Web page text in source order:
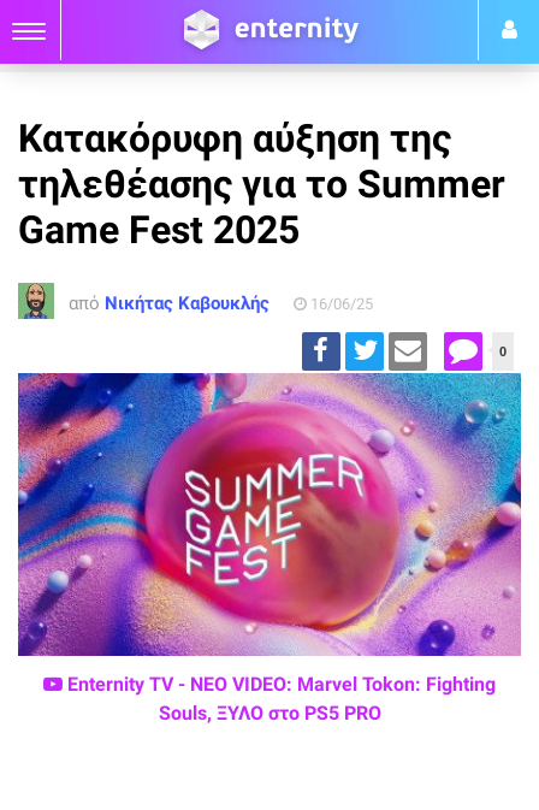
Κατακόρυφη αύξηση της
τηλεθέασης για το Summer
Game Fest 2025
από Νικήτας Καβουκλής 16/06/25
0
Enternity TV - ΝΕΟ VIDEO: Marvel Tokon: Fighting
Souls, ΞΥΛΟ στο PS5 PRO